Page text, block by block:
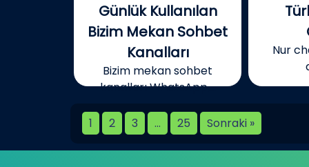
Günlük Kullanılan
Bizim Mekan Sohbet
Kanalları
Bizim mekan sohbet
kanalları WhatsApp,...
Nur
1 2 3 … 25 Sonraki »